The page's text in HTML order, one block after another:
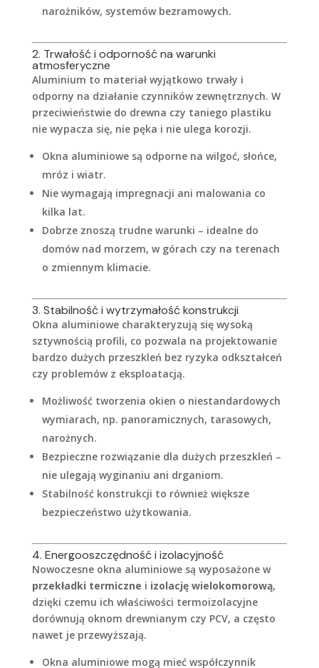
narożników, systemów bezramowych.
2. Trwałość i odporność na warunki
atmosferyczne
Aluminium to materiał wyjątkowo trwały i
odporny na działanie czynników zewnętrznych. W
przeciwieństwie do drewna czy taniego plastiku
nie wypacza się, nie pęka i nie ulega korozji.
Okna aluminiowe są odporne na wilgoć, słońce,
mróz i wiatr.
Nie wymagają impregnacji ani malowania co
kilka lat.
Dobrze znoszą trudne warunki – idealne do
domów nad morzem, w górach czy na terenach
o zmiennym klimacie.
3. Stabilność i wytrzymałość konstrukcji
Okna aluminiowe charakteryzują się wysoką
sztywnością profili, co pozwala na projektowanie
bardzo dużych przeszkleń bez ryzyka odkształceń
czy problemów z eksploatacją.
Możliwość tworzenia okien o niestandardowych
wymiarach, np. panoramicznych, tarasowych,
narożnych.
Bezpieczne rozwiązanie dla dużych przeszkleń –
nie ulegają wyginaniu ani drganiom.
Stabilność konstrukcji to również większe
bezpieczeństwo użytkowania.
4. Energooszczędność i izolacyjność
Nowoczesne okna aluminiowe są wyposażone w
przekładki termiczne i izolację wielokomorową,
dzięki czemu ich właściwości termoizolacyjne
dorównują oknom drewnianym czy PCV, a często
nawet je przewyższają.
Okna aluminiowe mogą mieć współczynnik